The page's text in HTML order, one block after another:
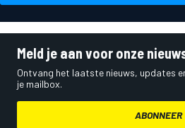
Meld je aan voor onze
Ontvang het laatste nieuws, updates
je mailbox.
ABONNEER